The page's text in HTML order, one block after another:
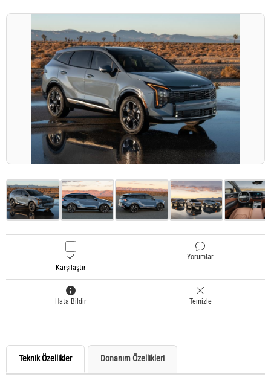
Karşılaştır
Yorumlar
Hata Bildir Temizle
Teknik Özellikler Donanım Özellikleri